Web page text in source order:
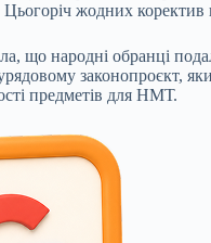
жодних коректив
що народні обранці
законопроєкт,
предметів для НМТ.